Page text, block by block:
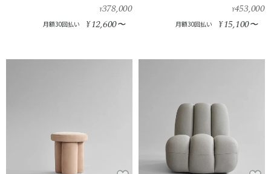
¥378,000
月額30回払い ¥12,600〜
¥453,000
月額30回払い ¥15,100〜